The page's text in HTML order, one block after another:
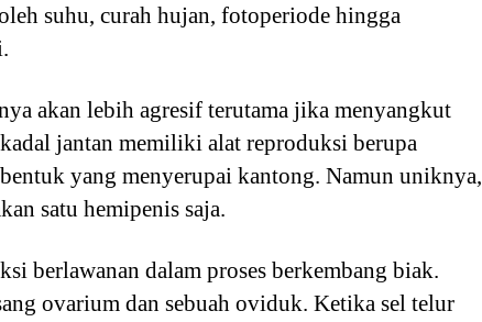
suhu, curah hujan, fotoperiode hingga
akan lebih agresif terutama jika menyangkut
jantan memiliki alat reproduksi berupa
yang menyerupai kantong. Namun uniknya,
satu hemipenis saja.
berlawanan dalam proses berkembang biak.
ovarium dan sebuah oviduk. Ketika sel telur